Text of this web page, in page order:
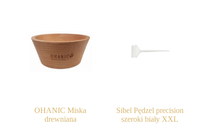
OHANIC Miska
drewniana
Sibel Pędzel precision
szeroki biały XXL